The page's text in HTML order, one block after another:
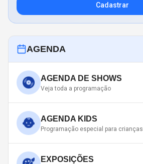
Cadastrar
AGENDA
AGENDA DE SHOWS
Veja toda a programação
AGENDA KIDS
Programação especial para crianças
EXPOSIÇÕES